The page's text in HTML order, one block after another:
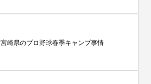
宮崎県のプロ野球春季キャンプ事情